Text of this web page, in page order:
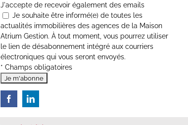
J'accepte de recevoir également des emails
Je souhaite être informé(e) de toutes les
actualités immobilières des agences de la Maison
Atrium Gestion. À tout moment, vous pourrez utiliser
le lien de désabonnement intégré aux courriers
électroniques qui vous seront envoyés.
* Champs obligatoires